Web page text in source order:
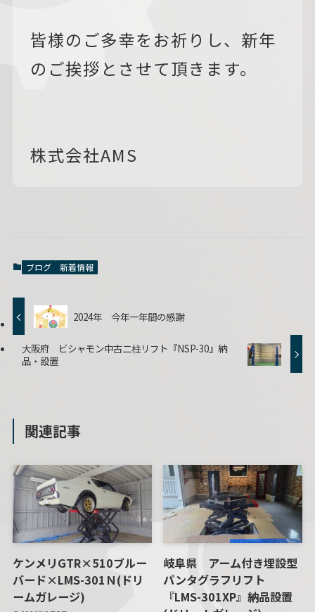
皆様のご多幸をお祈りし、新年
のご挨拶とさせて頂きます。
株式会社AMS
ブログ 新着情報
2024年 今年一年間の感謝
大阪府 ビシャモン中古二柱リフト『NSP-30』納
品・設置
関連記事
ケンメリGTR×510ブルー
バード×LMS-301Ｎ(ドリ
ームガレージ)
岐阜県 アーム付き埋設型
パンタグラフリフト
『LMS-301XP』納品設置